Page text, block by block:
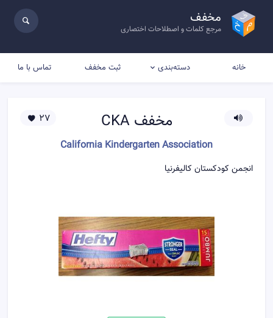
مخفف
مرجع کلمات و اصطلاحات اختصاری
خانه دسته‌بندی ثبت مخفف تماس با ما
مخففCKA
California Kindergarten Association
27
انجمن کودکستان کالیفرنیا